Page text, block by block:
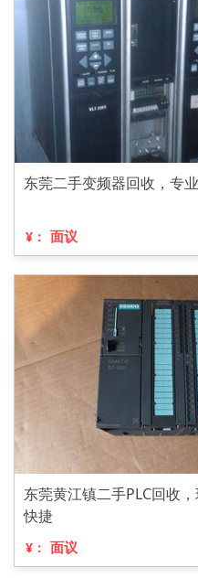
东莞二手变频器回收，专
¥： 面议
东莞黄江镇二手PLC回收
快捷
¥： 面议